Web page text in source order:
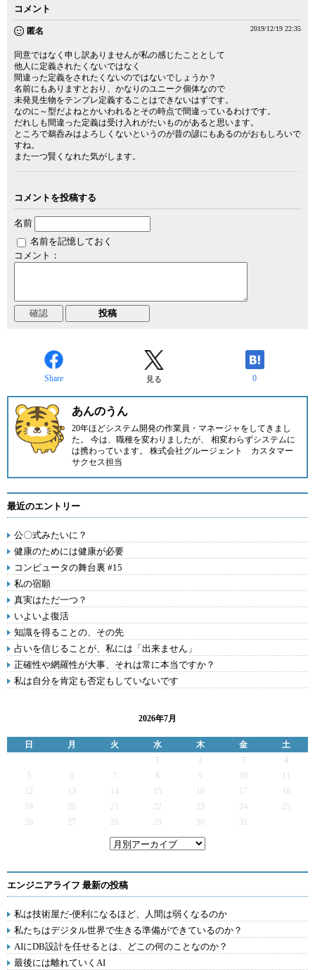
コメント
匿名 2019/12/19 22:35
同意ではなく申し訳ありませんが私の感じたこととして
他人に定義されたくないではなく
間違った定義をされたくないのではないでしょうか？
名前にもありますとおり、かなりのユニーク個体なので
未発見生物をテンプレ定義することはできないはずです。
なのに～型だよねとかいわれるとその時点で間違っているわけです。
だれしも間違った定義は受け入れがたいものがあると思います。
ところで鵜呑みはよろしくないというのが昔の諺にもあるのがおもしろいで
すね。
また一つ賢くなれた気がします。
コメントを投稿する
名前
名前を記憶しておく
コメント：
Share 見る 0
あんのうん
20年ほどシステム開発の作業員・マネージャをしてきまし
た。 今は、職種を変わりましたが、 相変わらずシステムに
は携わっています。 株式会社グルージェント カスタマー
サクセス担当
最近のエントリー
公〇式みたいに？
健康のためには健康が必要
コンピュータの舞台裏 #15
私の宿願
真実はただ一つ？
いよいよ復活
知識を得ることの、その先
占いを信じることが、私には「出来ません」
正確性や網羅性が大事、それは常に本当ですか？
私は自分を肯定も否定もしていないです
2026年7月
日 月 火 水 木 金
土
2 3
4
5
6 7 9
12
13 14 15 16 17
19
20 21 22 23 24
25
26
27 28 29 30 31
エンジニアライフ 最新の投稿
私は技術屋だ-便利になるほど、人間は弱くなるのか
私たちはデジタル世界で生きる準備ができているのか？
AIにDB設計を任せるとは、どこの何のことなのか？
最後には離れていくAI